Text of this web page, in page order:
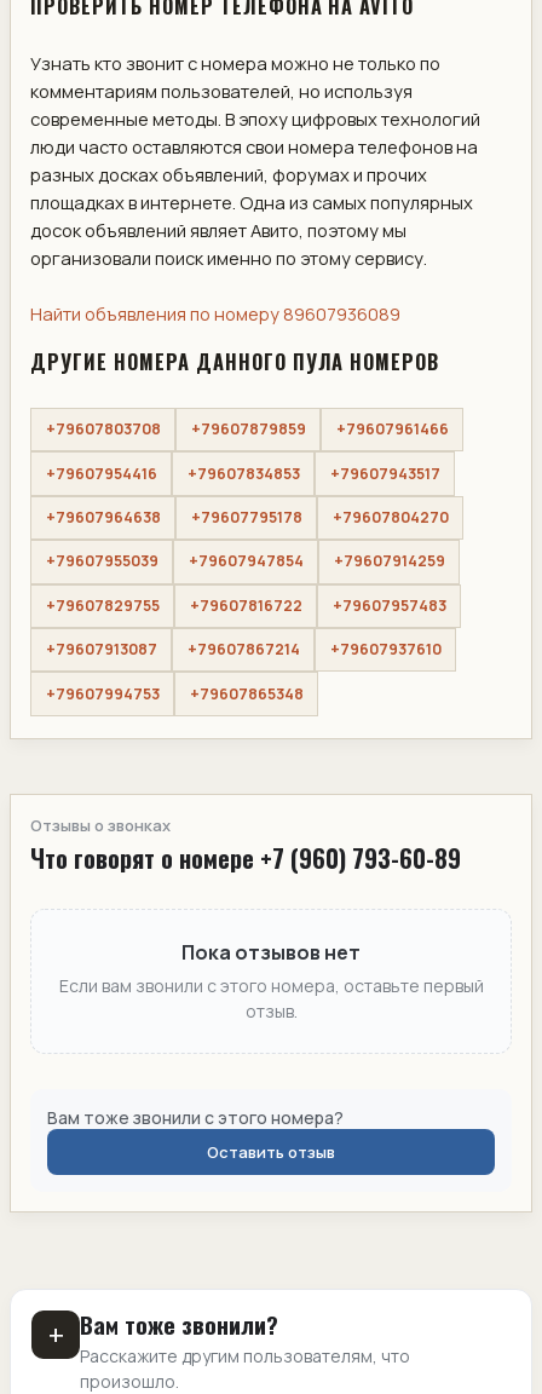
ПРОВЕРИТЬ НОМЕР ТЕЛЕФОНА НА AVITO
Узнать кто звонит с номера можно не только по
комментариям пользователей, но используя
современные методы. В эпоху цифровых технологий
люди часто оставляются свои номера телефонов на
разных досках объявлений, форумах и прочих
площадках в интернете. Одна из самых популярных
досок объявлений являет Авито, поэтому мы
организовали поиск именно по этому сервису.
Найти объявления по номеру 89607936089
ДРУГИЕ НОМЕРА ДАННОГО ПУЛА НОМЕРОВ
+79607803708 +79607879859 +79607961466
+79607954416 +79607834853 +79607943517
+79607964638 +79607795178 +79607804270
+79607955039 +79607947854 +79607914259
+79607829755 +79607816722 +79607957483
+79607913087 +79607867214 +79607937610
+79607994753 +79607865348
Отзывы о звонках
Что говорят о номере +7 (960) 793-60-89
Пока отзывов нет
Если вам звонили с этого номера, оставьте первый
отзыв.
Вам тоже звонили с этого номера?
Оставить отзыв
+ Вам тоже звонили?
Расскажите другим пользователям, что
произошло.